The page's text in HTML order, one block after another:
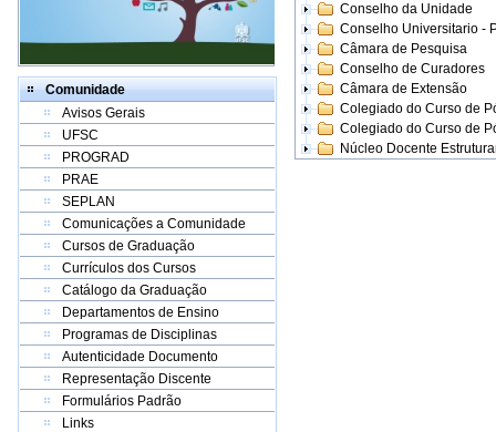
Comunidade
Avisos Gerais
UFSC
PROGRAD
PRAE
SEPLAN
Comunicações a Comunidade
Cursos de Graduação
Currículos dos Cursos
Catálogo da Graduação
Departamentos de Ensino
Programas de Disciplinas
Autenticidade Documento
Representação Discente
Formulários Padrão
Links
Conselho da Unidade
Conselho Universitario -
Câmara de Pesquisa
Conselho de Curadores
Câmara de Extensão
Colegiado do Curso de
Colegiado do Curso de
Núcleo Docente